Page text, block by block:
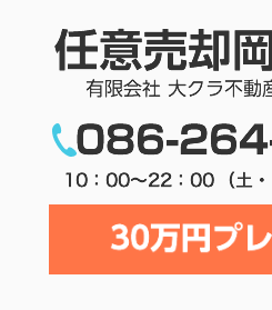
任意売却岡山 | 有
産